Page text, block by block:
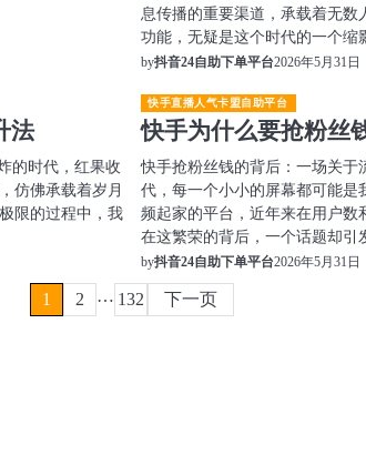
息传播的重要渠道，承载着无数
功能，无疑是这个时代的一个缩
by抖音24自助下单平台2026年5月31日
法
的时代，红果收
仿佛承载着岁月
限的过程中，我
快手直播人气卡盟自助平台
快手为什么要抢粉丝
快手抢粉丝钱的背后：一场关
代，每一个小小的屏幕都可能
频起家的平台，近年来在用户
在这繁荣的背后，一个话题却引
by抖音24自助下单平台2026年5月31日
1 2 … 132 下一页